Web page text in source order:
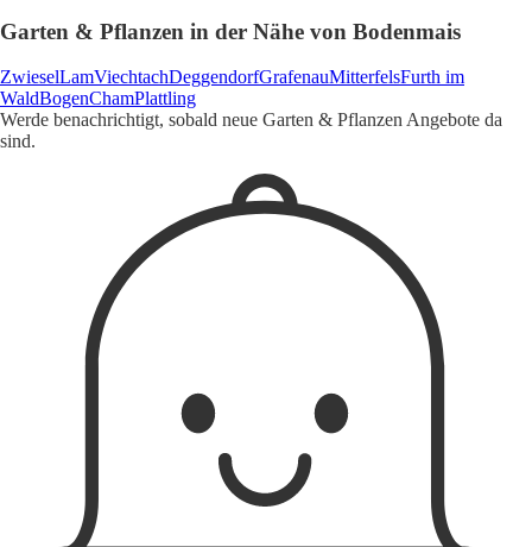
Garten & Pflanzen in der Nähe von Bodenmais
ZwieselLamViechtachDeggendorfGrafenauMitterfelsFurth im
WaldBogenChamPlattling
Werde benachrichtigt, sobald neue Garten & Pflanzen Angebote da
sind.